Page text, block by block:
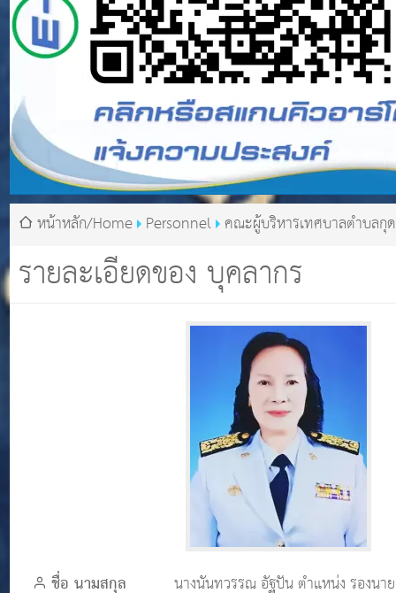
รายละเอียดของ บุคลากร
หน้าหลัก/Home Personnel คณะผู้บริหารเทศบาลตำบลกุ
ปัน ตำแหน่ง รองนายกเทศมนตรี
ชื่อ นามสกุล นางนันทวรรณ อัฐปัน ตำแหน่ง รองนา